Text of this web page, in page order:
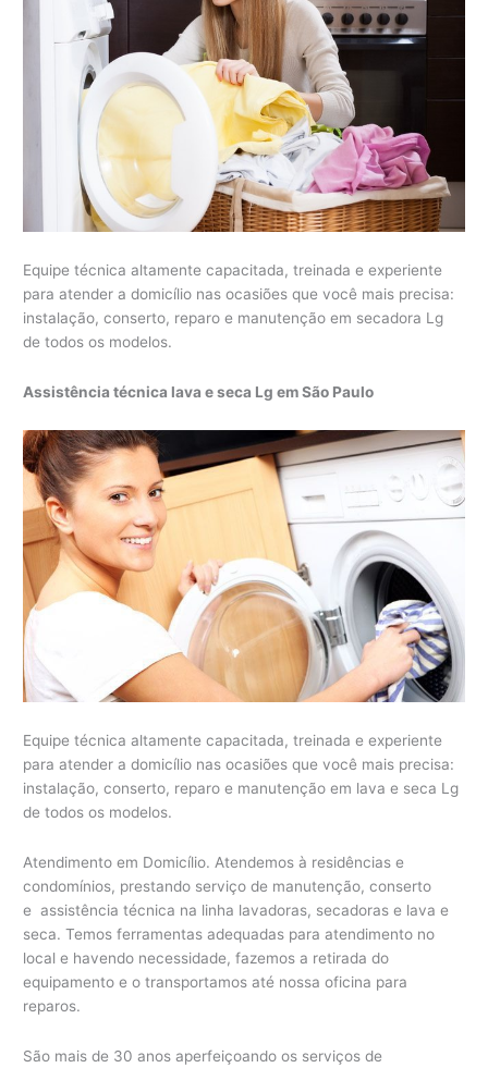
Equipe técnica altamente capacitada, treinada e experiente
para atender a domicílio nas ocasiões que você mais precisa:
instalação, conserto, reparo e manutenção em secadora Lg
de todos os modelos.
Assistência técnica lava e seca Lg em São Paulo
Equipe técnica altamente capacitada, treinada e experiente
para atender a domicílio nas ocasiões que você mais precisa:
instalação, conserto, reparo e manutenção em lava e seca Lg
de todos os modelos.
Atendimento em Domicílio. Atendemos à residências e
condomínios, prestando serviço de manutenção, conserto
e assistência técnica na linha lavadoras, secadoras e lava e
seca. Temos ferramentas adequadas para atendimento no
local e havendo necessidade, fazemos a retirada do
equipamento e o transportamos até nossa oficina para
reparos.
São mais de 30 anos aperfeiçoando os serviços de